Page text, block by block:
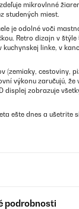
mikrovlnné
studených miest.
je odolné voči
Retro dizajn v
kuchynskej linke, v
(zemiaky, cestoviny,
výkonu zaručujú,
displej zobrazuje
ešte dnes a ušetrite
podrobnosti